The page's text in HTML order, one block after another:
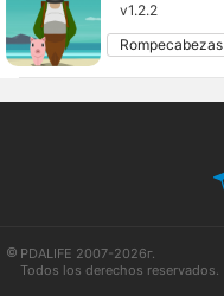
v1.2.2
Rompecabezas
PDALIFE 2007-2026г.
Todos los derechos reservados.